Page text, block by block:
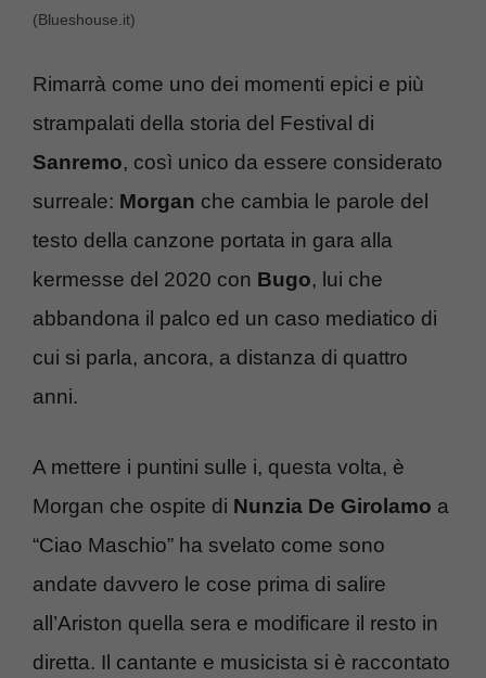
(Blueshouse.it)
Rimarrà come uno dei momenti epici e più
strampalati della storia del Festival di
Sanremo, così unico da essere considerato
surreale: Morgan che cambia le parole del
testo della canzone portata in gara alla
kermesse del 2020 con Bugo, lui che
abbandona il palco ed un caso mediatico di
cui si parla, ancora, a distanza di quattro
anni.
A mettere i puntini sulle i, questa volta, è
Morgan che ospite di Nunzia De Girolamo a
“Ciao Maschio” ha svelato come sono
andate davvero le cose prima di salire
all’Ariston quella sera e modificare il resto in
diretta. Il cantante e musicista si è raccontato